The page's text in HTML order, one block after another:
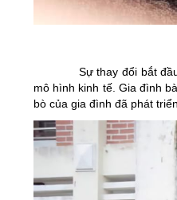
Sự thay đổi bắt
mô hình kinh tế. Gia đình
bò của gia đình đã phát